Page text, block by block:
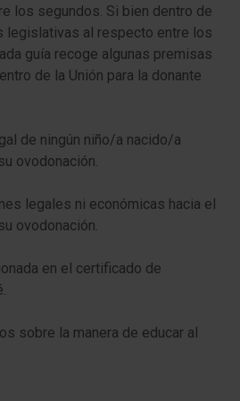
los segundos. Si bien dentro de
legislativas al respecto entre los
guía recoge algunas premisas
de la Unión para la donante
de ningún niño/a nacido/a
ovodonación.
legales ni económicas hacia el
ovodonación.
en el certificado de
sobre la manera de educar al